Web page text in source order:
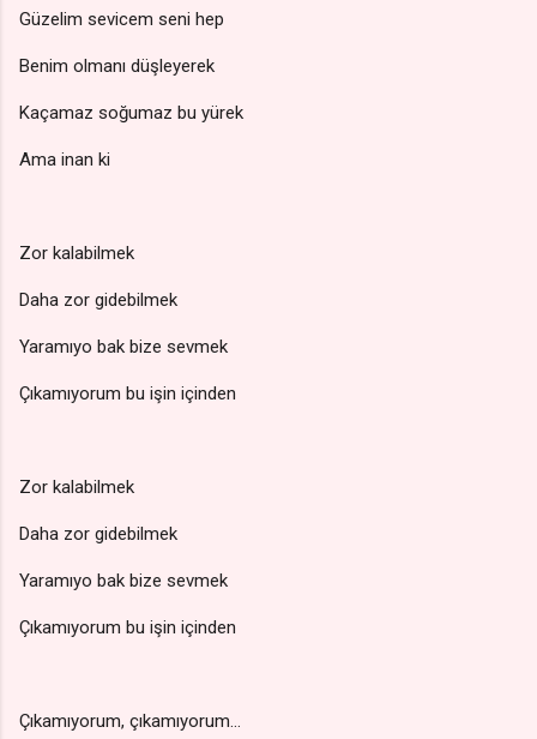
Güzelim sevicem seni hep
Benim olmanı düşleyerek
Kaçamaz soğumaz bu yürek
Ama inan ki
Zor kalabilmek
Daha zor gidebilmek
Yaramıyo bak bize sevmek
Çıkamıyorum bu işin içinden
Zor kalabilmek
Daha zor gidebilmek
Yaramıyo bak bize sevmek
Çıkamıyorum bu işin içinden
Çıkamıyorum, çıkamıyorum…